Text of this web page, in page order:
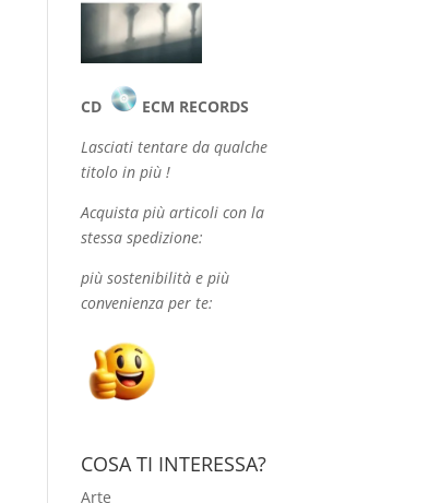
CD
ECM RECORDS
Lasciati tentare da qualche
titolo in più !
Acquista più articoli con la
stessa spedizione:
più sostenibilità e più
convenienza per te:
COSA TI INTERESSA?
Arte